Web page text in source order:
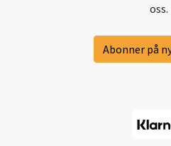
oss.
Abonner på